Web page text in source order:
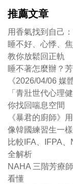
推薦文章
用香氣找到自己
睡不好、心悸、
教你放鬆回正軌
睡不著怎麼辦？
《2026/04/06 媒
「青壯世代心理
你找回喘息空間
《暴君的廚師》
像韓國練習生一
比較IFA、IFPA
全解析
NAHA 三階芳療
看懂